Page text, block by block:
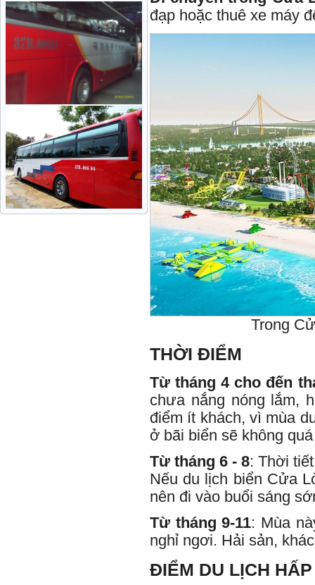
đạp hoặc thuê xe máy
Trong
THỜI ĐIỂM
Từ tháng 4 cho đến
chưa nắng nóng lắm,
điểm ít khách, vì mùa
ở bãi biển sẽ không
Từ tháng 6 - 8: Thời
Nếu du lịch biển Cửa
nên đi vào buổi sáng
Từ tháng 9-11: Mùa
nghỉ ngơi. Hải sản,
ĐIỂM DU LỊCH